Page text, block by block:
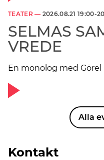
TEATER — 2026.08.21 19:00-
SELMAS
VREDE
En monolog med Görel
Alla
Kontakt